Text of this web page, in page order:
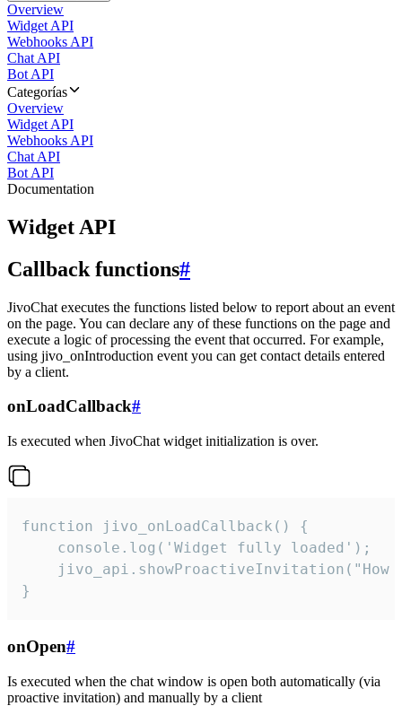
Overview
Widget API
Webhooks API
Chat API
Bot API
Categorías
Overview
Widget API
Webhooks API
Chat API
Bot API
Documentation
Widget API
Callback functions#
JivoChat executes the functions listed below to report about an event
on the page. You can declare any of these functions on the page and
execute a logic of processing the event that occurred. For example,
using jivo_onIntroduction event you can get contact details entered
by a client.
onLoadCallback#
Is executed when JivoChat widget initialization is over.
function jivo_onLoadCallback() {
    console.log('Widget fully loaded');
jivo_api.showProactiveInvitation("How
}
onOpen#
Is executed when the chat window is open both automatically (via
proactive invitation) and manually by a client